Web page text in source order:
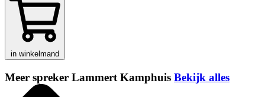
in winkelmand
Meer spreker Lammert Kamphuis Bekijk alles